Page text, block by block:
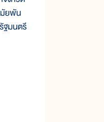
มัยพัน
ฐมนตรี